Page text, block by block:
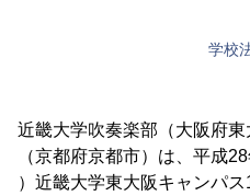
学校
近畿大学吹奏楽部（大阪府
（京都府京都市）は、平成
）近畿大学東大阪キャンパ